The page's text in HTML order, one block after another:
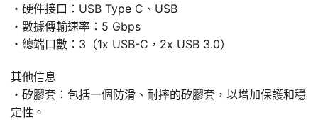
・硬件接口：USB Type C、USB
・數據傳輸速率：5 Gbps
・總端口數：3（1x USB-C，2x USB 3.0）
其他信息
・矽膠套：包括一個防滑、耐摔的矽膠套，以增加保護和穩
定性。